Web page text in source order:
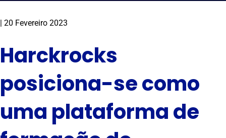
| 20 Fevereiro 2023
Harckrocks
posiciona-se como
uma plataforma de